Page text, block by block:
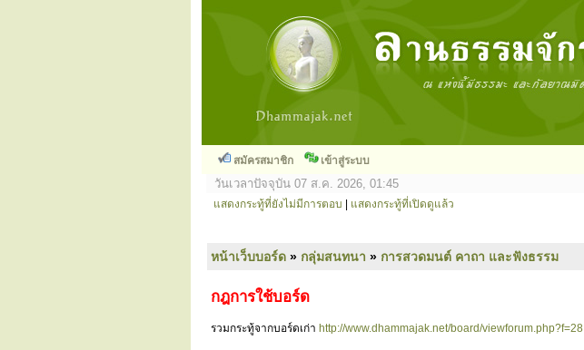
สมัครสมาชิก เข้าสู่ระบบ
วันเวลาปัจจุบัน 07 ส.ค. 2026, 01:45
แสดงกระทู้ที่ยังไม่มีการตอบ แสดงกระทู้ที่เปิดดูแล้ว
หน้าเว็บบอร์ด » กลุ่มสนทนา » การสวดมนต์ คาถา และฟังธรรม
กฎการใช้บอร์ด
รวมกระทู้จากบอร์ดเก่า http://www.dhammajak.net/board/viewforum.php?f=28